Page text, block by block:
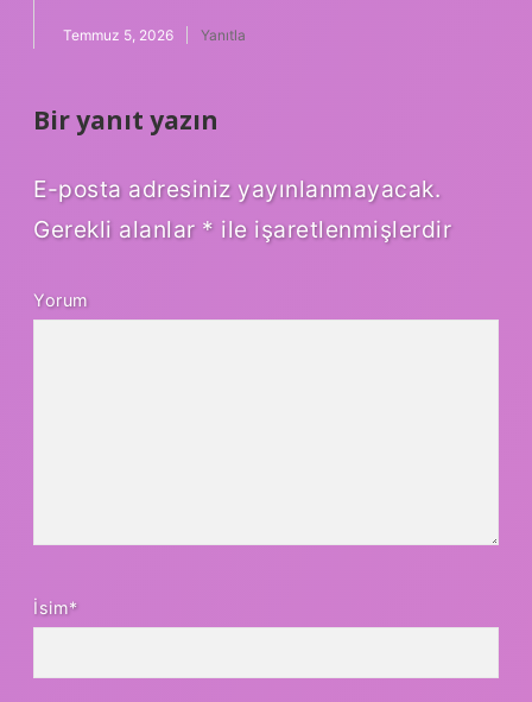
Temmuz 5, 2026 Yanıtla
Bir yanıt yazın
E-posta adresiniz yayınlanmayacak.
Gerekli alanlar * ile işaretlenmişlerdir
Yorum
İsim*